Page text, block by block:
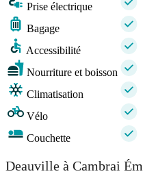
Prise électrique
Bagage
Accessibilité
Nourriture et boisson
Climatisation
Vélo
Couchette
Deauville à Cambrai